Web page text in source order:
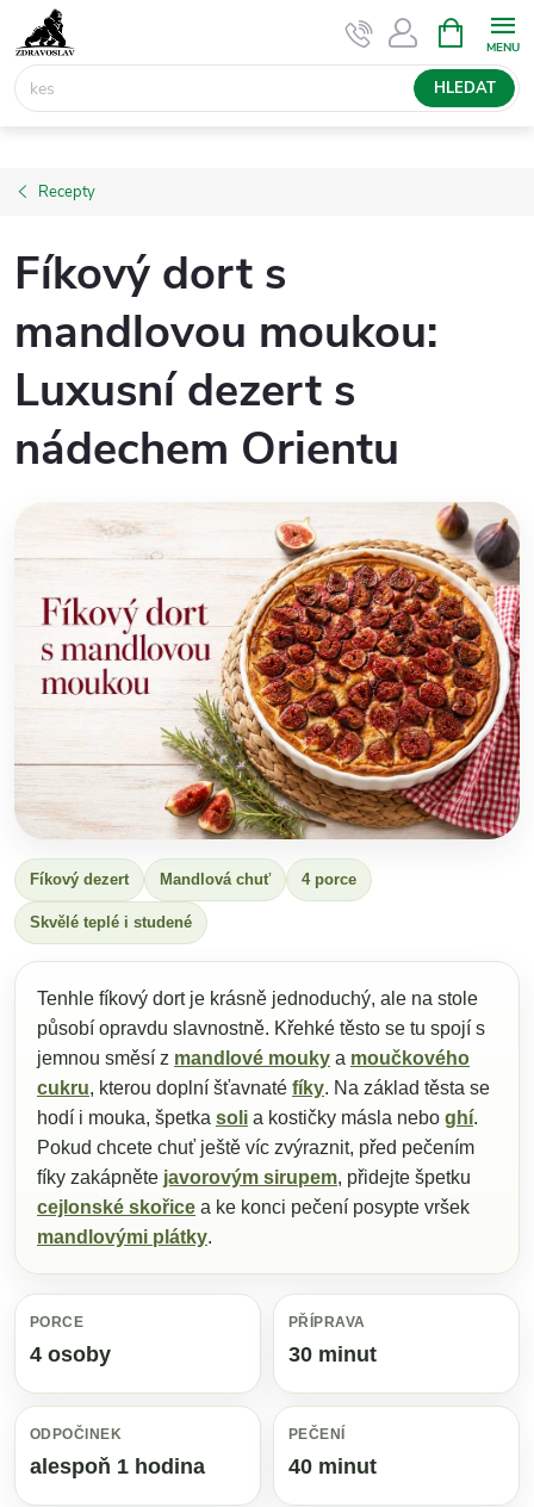
na
obsah
HLEDAT
NÁKUPNÍ
KOŠÍK
Recepty
Fíkový dort s
mandlovou moukou:
Luxusní dezert s
nádechem Orientu
Fíkový dezert Mandlová chuť 4 porce
Skvělé teplé i studené
Tenhle fíkový dort je krásně jednoduchý, ale na stole
působí opravdu slavnostně. Křehké těsto se tu spojí s
jemnou směsí z mandlové mouky a moučkového
cukru, kterou doplní šťavnaté fíky. Na základ těsta se
hodí i mouka, špetka soli a kostičky másla nebo ghí.
Pokud chcete chuť ještě víc zvýraznit, před pečením
fíky zakápněte javorovým sirupem, přidejte špetku
cejlonské skořice a ke konci pečení posypte vršek
mandlovými plátky.
PORCE
4 osoby
PŘÍPRAVA
30 minut
ODPOČINEK
alespoň 1 hodina
PEČENÍ
40 minut